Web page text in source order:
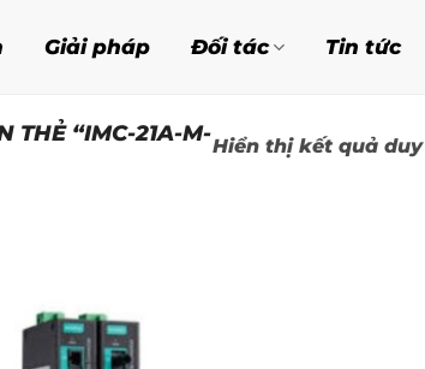
Giải pháp Đối tác Tin tức
THẺ “IMC-21A-M-Hiển thị kết quả